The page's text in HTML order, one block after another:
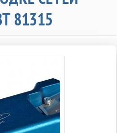
81315